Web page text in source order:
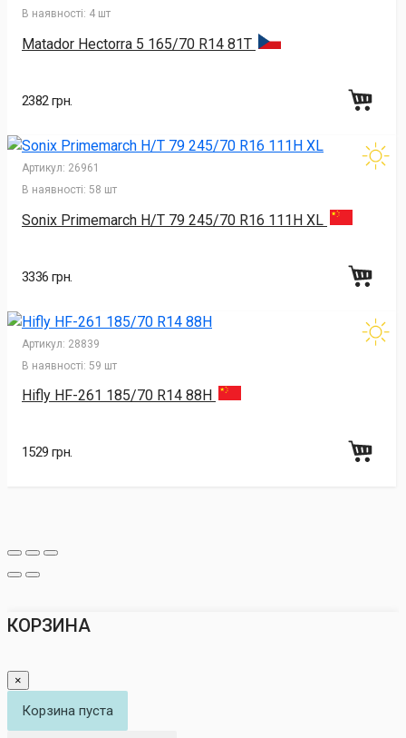
В наявності: 4 шт
Matador Hectorra 5 165/70 R14 81T
2382 грн.
Артикул: 26961
В наявності: 58 шт
Sonix Primemarch H/T 79 245/70 R16 111H XL
3336 грн.
Артикул: 28839
В наявності: 59 шт
Hifly HF-261 185/70 R14 88H
1529 грн.
КОРЗИНА
×
Корзина пуста